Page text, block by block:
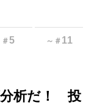
＃5 ～ ＃ 11
分析だ！ 投